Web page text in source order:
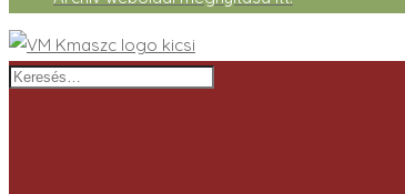
Keresés…